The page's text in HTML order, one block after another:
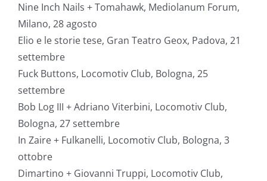
Nine Inch Nails + Tomahawk, Mediolanum Forum,
Milano, 28 agosto
Elio e le storie tese, Gran Teatro Geox, Padova, 21
settembre
Fuck Buttons, Locomotiv Club, Bologna, 25
settembre
Bob Log III + Adriano Viterbini, Locomotiv Club,
Bologna, 27 settembre
In Zaire + Fulkanelli, Locomotiv Club, Bologna, 3
ottobre
Dimartino + Giovanni Truppi, Locomotiv Club,